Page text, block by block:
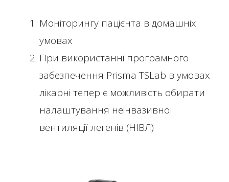
Моніторингу пацієнта в домашніх
умовах
При використанні програмного
забезпечення Prisma TSLab в умовах
лікарні тепер є можливість обирати
налаштування неінвазивної
вентиляції легенів (НІВЛ)